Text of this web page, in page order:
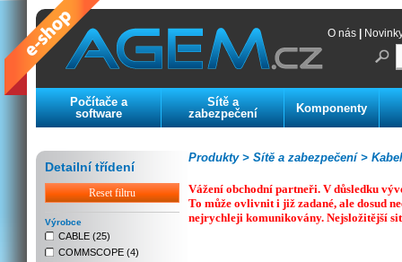
O nás
Počítače a
software
Sítě a
zabezpečení
Komponenty
Detailní třídení
Reset filtru
Výrobce
CABLE (25)
COMMSCOPE (4)
Sítě a zabezpečení >
Produkty >
Vážení obchodní partneři. V důsledku
To může ovlivnit i již zadané, ale dosud
nejrychleji komunikovány. Nejsložitější